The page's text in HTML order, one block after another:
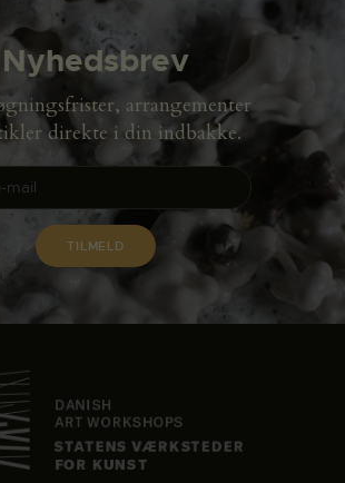
Nyhedsbrev
arrangementer
direkte i din indbakke.